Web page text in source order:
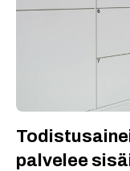
palvelee